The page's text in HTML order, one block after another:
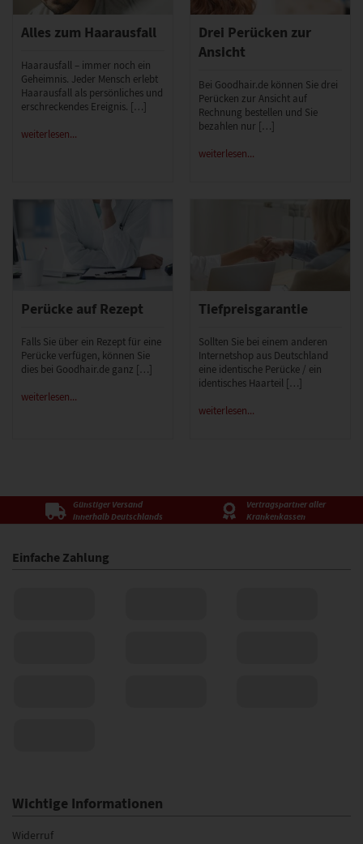
Alles zum Haarausfall
Haarausfall – immer noch ein
Geheimnis. Jeder Mensch erlebt
Haarausfall als persönliches und
erschreckendes Ereignis. […]
weiterlesen...
Drei Perücken zur
Ansicht
Bei Goodhair.de können Sie drei
Perücken zur Ansicht auf
Rechnung bestellen und Sie
bezahlen nur […]
weiterlesen...
Perücke auf Rezept
Falls Sie über ein Rezept für eine
Perücke verfügen, können Sie
dies bei Goodhair.de ganz […]
weiterlesen...
Tiefpreisgarantie
Sollten Sie bei einem anderen
Internetshop aus Deutschland
eine identische Perücke / ein
identisches Haarteil […]
weiterlesen...
Günstiger Versand
innerhalb Deutschlands
Vertragspartner aller
Krankenkassen
Einfache Zahlung
Wichtige Informationen
Widerruf